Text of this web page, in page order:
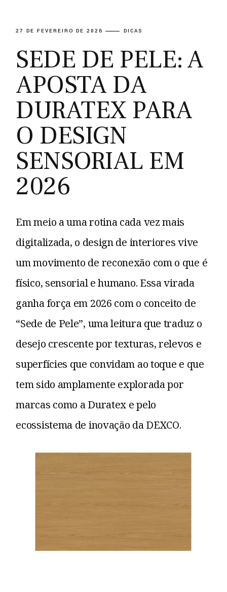
27 DE FEVEREIRO DE 2026 DICAS
SEDE DE PELE: A
APOSTA DA
DURATEX PARA
O DESIGN
SENSORIAL EM
2026
Em meio a uma rotina cada vez mais
digitalizada, o design de interiores vive
um movimento de reconexão com o que é
físico, sensorial e humano. Essa virada
ganha força em 2026 com o conceito de
“Sede de Pele”, uma leitura que traduz o
desejo crescente por texturas, relevos e
superfícies que convidam ao toque e que
tem sido amplamente explorada por
marcas como a Duratex e pelo
ecossistema de inovação da DEXCO.